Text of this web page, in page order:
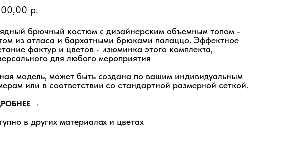
р.
брючный костюм с дизайнерским объемным топом -
из атласа и бархатными брюками палаццо. Эффектное
фактур и цветов - изюминка этого комплекта,
для любого мероприятия
модель, может быть создана по вашим индивидуальным
или в соответствии со стандартной размерной сеткой.
→
в других материалах и цветах